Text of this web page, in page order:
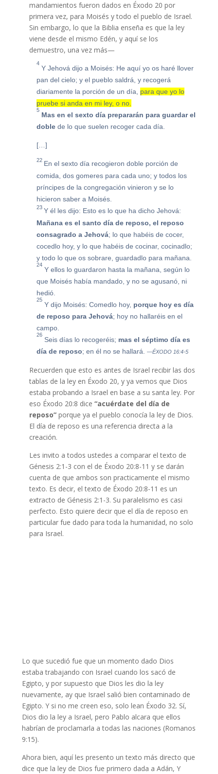
mandamientos fueron dados en Éxodo 20 por
primera vez, para Moisés y todo el pueblo de Israel.
Sin embargo, lo que la Biblia enseña es que la ley
viene desde el mismo Edén, y aquí se los
demuestro, una vez más—
4
Y Jehová dijo a Moisés: He aquí yo os haré llover
pan del cielo; y el pueblo saldrá, y recogerá
diariamente la porción de un día, para que yo lo
pruebe si anda en mi ley, o no.
5
Mas en el sexto día prepararán para guardar el
doblede lo que suelen recoger cada día.
[…]
22 En el sexto día recogieron doble porción de
comida, dos gomeres para cada uno; y todos los
príncipes de la congregación vinieron y se lo
hicieron saber a Moisés.
23 Y él les dijo: Esto es lo que ha dicho Jehová:
Mañana es el santo día de reposo, el reposo
consagrado a Jehová; lo que habéis de cocer,
cocedlo hoy, y lo que habéis de cocinar, cocinadlo;
y todo lo que os sobrare, guardadlo para mañana.
24
Y ellos lo guardaron hasta la mañana, según lo
que Moisés había mandado, y no se agusanó, ni
hedió.
25
Y dijo Moisés: Comedlo hoy, porque hoy es día
de reposo para Jehová; hoy no hallaréis en el
campo.
26
Seis días lo recogeréis; mas el séptimo día es
día de reposo; en él no se hallará. —ÉXODO 16:4-5
Recuerden que esto es antes de Israel recibir las dos
tablas de la ley en Éxodo 20, y ya vemos que Dios
estaba probando a Israel en base a su santa ley. Por
eso Éxodo 20:8 dice “acuérdate del día de
reposo”porque ya el pueblo conocía la ley de Dios.
El día de reposo es una referencia directa a la
creación.
Les invito a todos ustedes a comparar el texto de
Génesis 2:1-3 con el de Éxodo 20:8-11 y se darán
cuenta de que ambos son practicamente el mismo
texto. Es decir, el texto de Éxodo 20:8-11 es un
extracto de Génesis 2:1-3. Su paralelismo es casi
perfecto. Esto quiere decir que el día de reposo en
particular fue dado para toda la humanidad, no solo
para Israel.
Lo que sucedió fue que un momento dado Dios
estaba trabajando con Israel cuando los sacó de
Egipto, y por supuesto que Dios les dio la ley
nuevamente, ay que Israel salió bien contaminado de
Egipto. Y si no me creen eso, solo lean Éxodo 32. Sí,
Dios dio la ley a Israel, pero Pablo alcara que ellos
habrían de proclamarla a todas las naciones (Romanos
9:15).
Ahora bien, aquí les presento un texto más directo que
dice que la ley de Dios fue primero dada a Adán, Y